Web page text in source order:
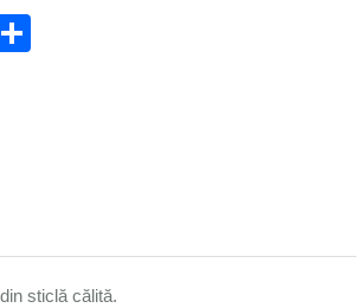
Share
sticlă călită.